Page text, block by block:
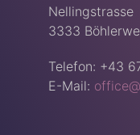
Nellingstrasse
3333
Telefon: +43
E-Mail: